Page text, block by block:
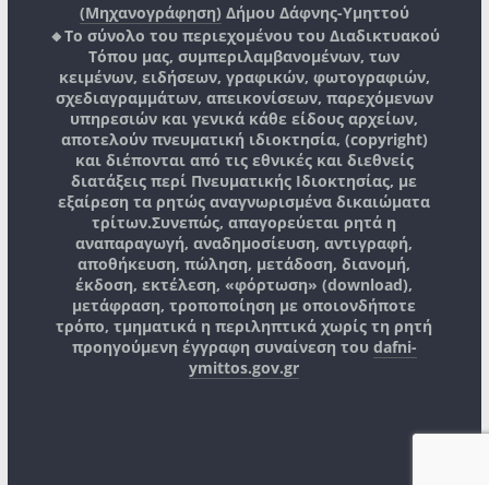
(Μηχανογράφηση) Δήμου Δάφνης-Υμηττού
🔸Το σύνολο του περιεχομένου του Διαδικτυακού
Τόπου μας, συμπεριλαμβανομένων, των
κειμένων, ειδήσεων, γραφικών, φωτογραφιών,
σχεδιαγραμμάτων, απεικονίσεων, παρεχόμενων
υπηρεσιών και γενικά κάθε είδους αρχείων,
αποτελούν πνευματική ιδιοκτησία, (copyright)
και διέπονται από τις εθνικές και διεθνείς
διατάξεις περί Πνευματικής Ιδιοκτησίας, με
εξαίρεση τα ρητώς αναγνωρισμένα δικαιώματα
τρίτων.Συνεπώς, απαγορεύεται ρητά η
αναπαραγωγή, αναδημοσίευση, αντιγραφή,
αποθήκευση, πώληση, μετάδοση, διανομή,
έκδοση, εκτέλεση, «φόρτωση» (download),
μετάφραση, τροποποίηση με οποιονδήποτε
τρόπο, τμηματικά η περιληπτικά χωρίς τη ρητή
προηγούμενη έγγραφη συναίνεση του dafni-
ymittos.gov.gr